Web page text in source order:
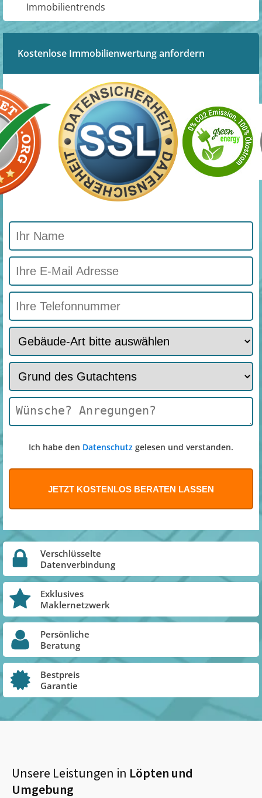
Immobilientrends
Kostenlose Immobilienwertung anfordern
Ich habe den Datenschutz gelesen und verstanden.
Verschlüsselte
Datenverbindung
Exklusives
Maklernetzwerk
Persönliche
Beratung
Bestpreis
Garantie
Unsere Leistungen in Löpten und
Umgebung